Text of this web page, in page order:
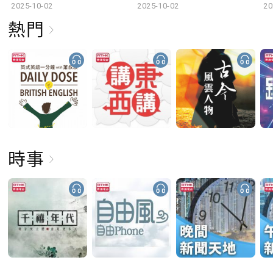
2025-10-02 2025-10-02
熱門
時事